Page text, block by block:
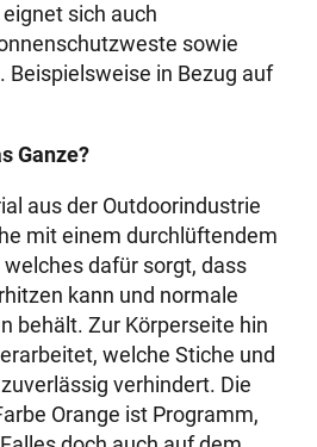
sich auch
sowie
Beispielsweise in Bezug auf
Ganze?
aus der Outdoorindustrie
mit einem durchlüftendem
dafür sorgt, dass
kann und normale
behält. Zur Körperseite hin
welche Stiche und
verhindert. Die
Orange ist Programm,